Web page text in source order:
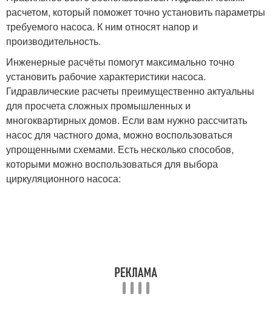
расчетом, который поможет точно установить параметры
требуемого насоса. К ним относят напор и
производительность.
Инженерные расчёты помогут максимально точно
установить рабочие характеристики насоса.
Гидравлические расчеты преимущественно актуальны
для просчета сложных промышленных и
многоквартирных домов. Если вам нужно рассчитать
насос для частного дома, можно воспользоваться
упрощенными схемами. Есть несколько способов,
которыми можно воспользоваться для выбора
циркуляционного насоса: